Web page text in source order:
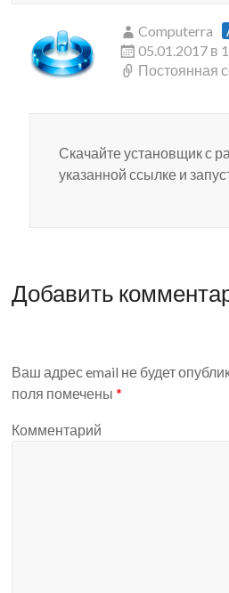
Computerra
05.01.2017 в
Постоянная
Скачайте установщик с
указанной ссылке и
Добавить
Ваш адрес email не будет
поля помечены*
Комментарий